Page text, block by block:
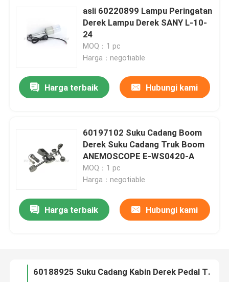
Produk
Tentang kita
Kontrol kualitas
asli 60220899 Lampu Peringatan
Derek Lampu Derek SANY L-10-
24
MOQ：1 pc
Harga：negotiable
Harga terbaik Hubungi kami
60197102 Suku Cadang Boom
Derek Suku Cadang Truk Boom
ANEMOSCOPE E-WS0420-A
MOQ：1 pc
Harga：negotiable
Harga terbaik Hubungi kami
60188925 Suku Cadang Kabin Derek Pedal Throttle Elektronik SC-Ⅲ-B JBS0339A